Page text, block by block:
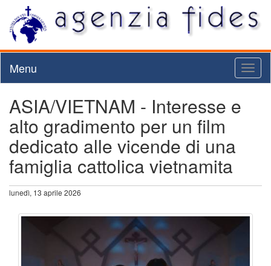
Menu
ASIA/VIETNAM - Interesse e
alto gradimento per un film
dedicato alle vicende di una
famiglia cattolica vietnamita
lunedì, 13 aprile 2026